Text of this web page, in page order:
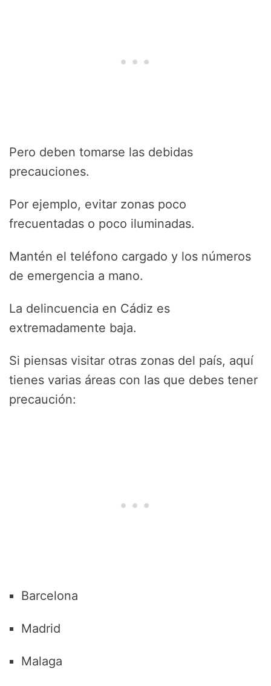
Pero deben tomarse las debidas
precauciones.
Por ejemplo, evitar zonas poco
frecuentadas o poco iluminadas.
Mantén el teléfono cargado y los números
de emergencia a mano.
La delincuencia en Cádiz es
extremadamente baja.
Si piensas visitar otras zonas del país, aquí
tienes varias áreas con las que debes tener
precaución:
Barcelona
Madrid
Malaga